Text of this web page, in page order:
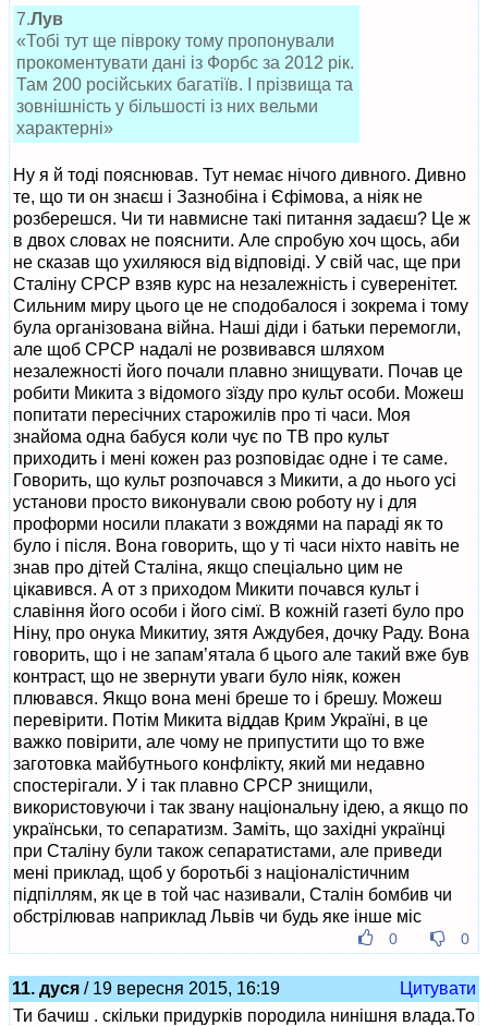
7.Лув
«Тобі тут ще півроку тому пропонували
прокоментувати дані із Форбс за 2012 рік.
Там 200 російських багатіїв. І прізвища та
зовнішність у більшості із них вельми
характерні»
Ну я й тоді пояснював. Тут немає нічого дивного. Дивно
те, що ти он знаєш і Зазнобіна і Єфімова, а ніяк не
розберешся. Чи ти навмисне такі питання задаєш? Це ж
в двох словах не пояснити. Але спробую хоч щось, аби
не сказав що ухиляюся від відповіді. У свій час, ще при
Сталіну СРСР взяв курс на незалежність і суверенітет.
Сильним миру цього це не сподобалося і зокрема і тому
була організована війна. Наші діди і батьки перемогли,
але щоб СРСР надалі не розвивався шляхом
незалежності його почали плавно знищувати. Почав це
робити Микита з відомого зїзду про культ особи. Можеш
попитати пересічних старожилів про ті часи. Моя
знайома одна бабуся коли чує по ТВ про культ
приходить і мені кожен раз розповідає одне і те саме.
Говорить, що культ розпочався з Микити, а до нього усі
установи просто виконували свою роботу ну і для
проформи носили плакати з вождями на параді як то
було і після. Вона говорить, що у ті часи ніхто навіть не
знав про дітей Сталіна, якщо спеціально цим не
цікавився. А от з приходом Микити почався культ і
славіння його особи і його сімї. В кожній газеті було про
Ніну, про онука Микитиу, зятя Аждубея, дочку Раду. Вона
говорить, що і не запам’ятала б цього але такий вже був
контраст, що не звернути уваги було ніяк, кожен
плювався. Якщо вона мені бреше то і брешу. Можеш
перевірити. Потім Микита віддав Крим Україні, в це
важко повірити, але чому не припустити що то вже
заготовка майбутнього конфлікту, який ми недавно
спостерігали. У і так плавно СРСР знищили,
використовуючи і так звану національну ідею, а якщо по
українськи, то сепаратизм. Заміть, що західні українці
при Сталіну були також сепаратистами, але приведи
мені приклад, щоб у боротьбі з націоналістичним
підпіллям, як це в той час називали, Сталін бомбив чи
обстрілював наприклад Львів чи будь яке інше міс
0 0
11. дуся / 19 вересня 2015, 16:19
Цитувати
Ти бачиш . скільки придурків породила нинішня влада.То